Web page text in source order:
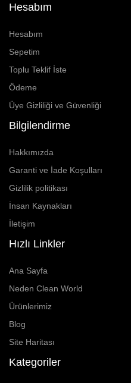
Hesabım
Hesabım
Sepetim
Toplu Teklif İste
Ödeme
Üye Gizliliği ve Güvenliği
Bilgilendirme
Hakkımızda
Garanti ve İade Koşulları
Gizlilik politikası
İnsan Kaynakları
İletişim
Hızlı Linkler
Ana Sayfa
Neden Clean World
Ürünlerimiz
Blog
Site Haritası
Kategoriler